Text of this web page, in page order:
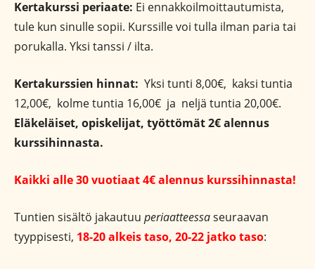
Kertakurssi periaate: Ei ennakkoilmoittautumista,
tule kun sinulle sopii. Kurssille voi tulla ilman paria tai
porukalla. Yksi tanssi / ilta.
Kertakurssien hinnat: Yksi tunti 8,00€, kaksi tuntia
12,00€, kolme tuntia 16,00€ ja neljä tuntia 20,00€.
Eläkeläiset, opiskelijat, työttömät 2€ alennus
kurssihinnasta.
Kaikki alle 30 vuotiaat 4€ alennus kurssihinnasta!
Tuntien sisältö jakautuu periaatteessaseuraavan
tyyppisesti, 18-20 alkeis taso, 20-22 jatko taso: